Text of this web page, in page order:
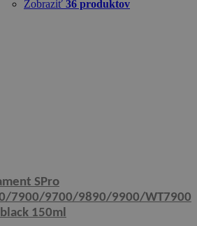
Zobraziť 36 produktov
SPro
7900/9700/9890/9900/WT7900
150ml